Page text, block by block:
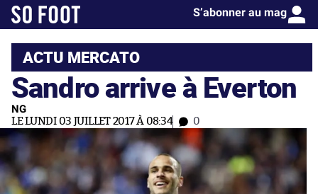
S’abonner au mag
ACTU MERCATO
Sandro arrive à Everton
NG
LE LUNDI 03 JUILLET 2017 À 08:34 0